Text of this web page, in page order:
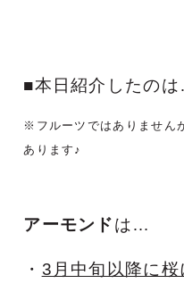
■本日紹介したのは
※フルーツではありません
あります♪
アーモンドは…
・ 3月中旬以降に桜